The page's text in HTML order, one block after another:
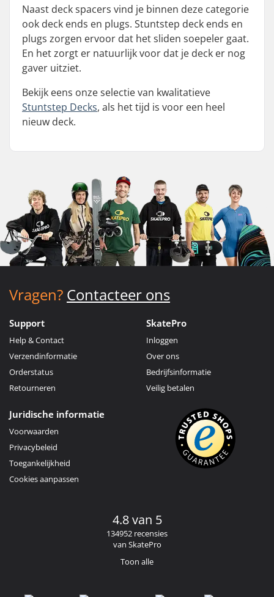
Naast deck spacers vind je binnen deze categorie
ook deck ends en plugs. Stuntstep deck ends en
plugs zorgen ervoor dat het sliden soepeler gaat.
En het zorgt er natuurlijk voor dat je deck er nog
gaver uitziet.
Bekijk eens onze selectie van kwalitatieve
Stuntstep Decks, als het tijd is voor een heel
nieuw deck.
Vragen? Contacteer ons
Support
Help & Contact
Verzendinformatie
Orderstatus
Retourneren
SkatePro
Inloggen
Over ons
Bedrijfsinformatie
Veilig betalen
Juridische informatie
Voorwaarden
Privacybeleid
Toegankelijkheid
Cookies aanpassen
4.8 van 5
134952 recensies
van SkatePro
Toon alle